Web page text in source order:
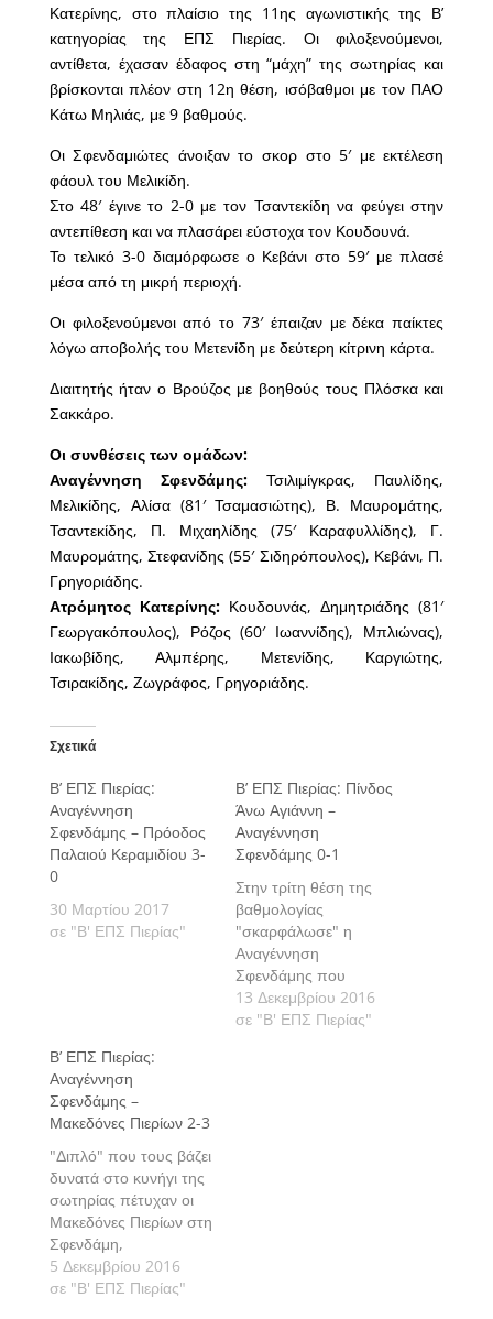
Κατερίνης, στο πλαίσιο της 11ης αγωνιστικής της Β’
κατηγορίας της ΕΠΣ Πιερίας. Οι φιλοξενούμενοι,
αντίθετα, έχασαν έδαφος στη “μάχη” της σωτηρίας και
βρίσκονται πλέον στη 12η θέση, ισόβαθμοι με τον ΠΑΟ
Κάτω Μηλιάς, με 9 βαθμούς.
Οι Σφενδαμιώτες άνοιξαν το σκορ στο 5′ με εκτέλεση
φάουλ του Μελικίδη.
Στο 48′ έγινε το 2-0 με τον Τσαντεκίδη να φεύγει στην
αντεπίθεση και να πλασάρει εύστοχα τον Κουδουνά.
Το τελικό 3-0 διαμόρφωσε ο Κεβάνι στο 59′ με πλασέ
μέσα από τη μικρή περιοχή.
Οι φιλοξενούμενοι από το 73′ έπαιζαν με δέκα παίκτες
λόγω αποβολής του Μετενίδη με δεύτερη κίτρινη κάρτα.
Διαιτητής ήταν ο Βρούζος με βοηθούς τους Πλόσκα και
Σακκάρο.
Οι συνθέσεις των ομάδων:
Αναγέννηση Σφενδάμης:Τσιλιμίγκρας, Παυλίδης,
Μελικίδης, Αλίσα (81′ Τσαμασιώτης), Β. Μαυρομάτης,
Τσαντεκίδης, Π. Μιχαηλίδης (75′ Καραφυλλίδης), Γ.
Μαυρομάτης, Στεφανίδης (55′ Σιδηρόπουλος), Κεβάνι, Π.
Γρηγοριάδης.
Ατρόμητος Κατερίνης:Κουδουνάς, Δημητριάδης (81′
Γεωργακόπουλος), Ρόζος (60′ Ιωαννίδης), Μπλιώνας),
Ιακωβίδης, Αλμπέρης, Μετενίδης, Καργιώτης,
Τσιρακίδης, Ζωγράφος, Γρηγοριάδης.
Σχετικά
Β’ ΕΠΣ Πιερίας:
Αναγέννηση
Σφενδάμης – Πρόοδος
Παλαιού Κεραμιδίου 3-
0
30 Μαρτίου 2017
σε "Β' ΕΠΣ Πιερίας"
Β’ ΕΠΣ Πιερίας: Πίνδος
Άνω Αγιάννη –
Αναγέννηση
Σφενδάμης 0-1
Στην τρίτη θέση της
βαθμολογίας
"σκαρφάλωσε" η
Αναγέννηση
Σφενδάμης που
"απέδρασε" με το
"διπλό" από τον Άνω
13 Δεκεμβρίου 2016
σε "Β' ΕΠΣ Πιερίας"
Β’ ΕΠΣ Πιερίας:
Αναγέννηση
Σφενδάμης –
Μακεδόνες Πιερίων 2-3
"Διπλό" που τους βάζει
δυνατά στο κυνήγι της
σωτηρίας πέτυχαν οι
Μακεδόνες Πιερίων στη
Σφενδάμη,
επικρατώντας με 3-2
της τοπικής
5 Δεκεμβρίου 2016
σε "Β' ΕΠΣ Πιερίας"